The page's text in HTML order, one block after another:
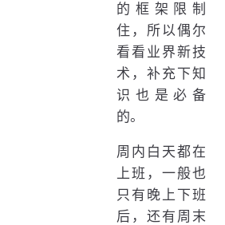
的框架限制
住，所以偶尔
看看业界新技
术，补充下知
识也是必备
的。
周内白天都在
上班，一般也
只有晚上下班
后，还有周末